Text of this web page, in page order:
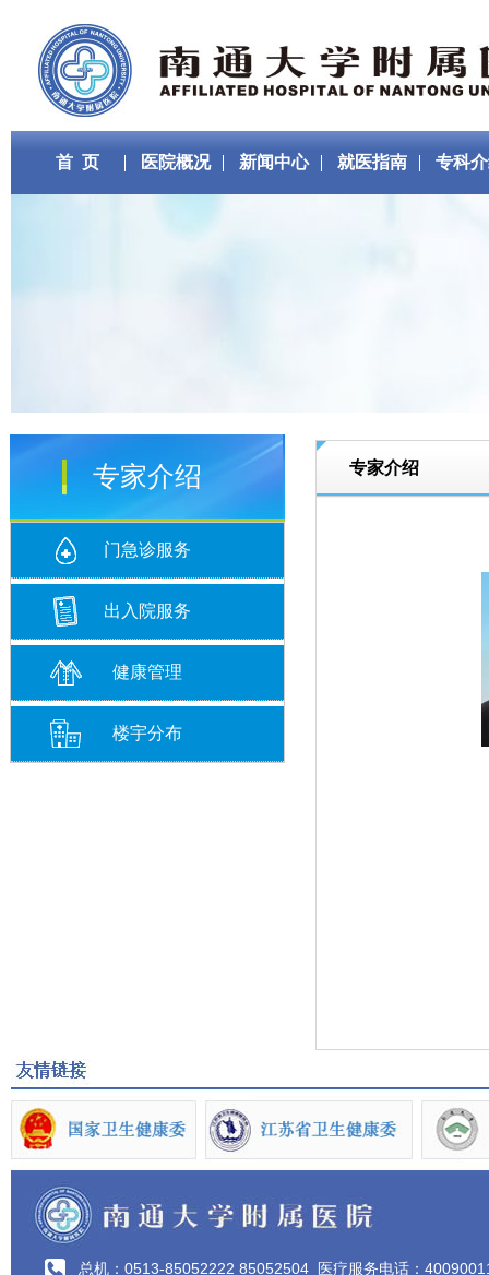
首 页 医院概况 新闻中心 就医指南 专科
专家介绍
门急诊服务
出入院服务
健康管理
楼宇分布
专家介绍
总机：0513-85052222 85052504 医疗服务电话：